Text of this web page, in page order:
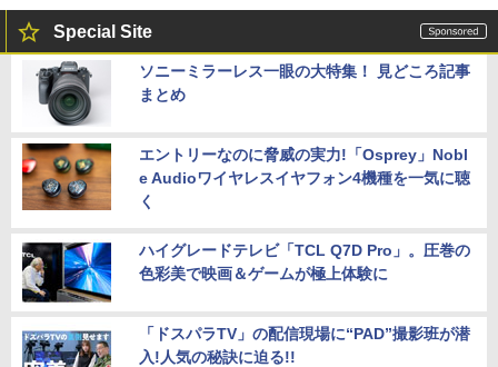
Special Site
ソニーミラーレス一眼の大特集！ 見どころ記事
まとめ
エントリーなのに脅威の実力!「Osprey」Nobl
e Audioワイヤレスイヤフォン4機種を一気に聴
く
ハイグレードテレビ「TCL Q7D Pro」。圧巻の
色彩美で映画＆ゲームが極上体験に
「ドスパラTV」の配信現場に“PAD”撮影班が潜
入!人気の秘訣に迫る!!